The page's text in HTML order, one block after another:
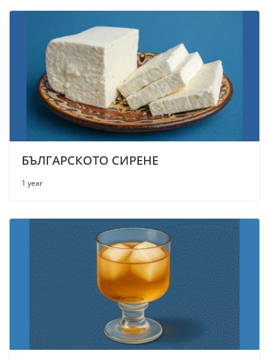
БЪЛГАРСКОТО СИРЕНЕ
1 year